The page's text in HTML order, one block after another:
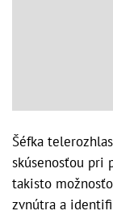
Šéfka
skúsenosťou pri
takisto
zvnútra a